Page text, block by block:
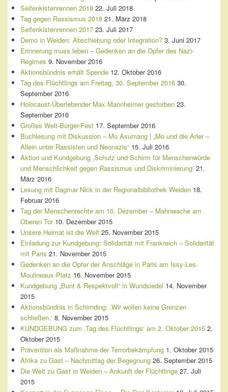
Seifenkistenrennen 2018 22. Juli 2018
Tag gegen Rassismus 2018 21. März 2018
Seifenkistenrennen 2017 23. Juli 2017
Demo in Weiden: Abschiebung oder Integration? 3. Juni 2017
Erinnerung muss leben – Gedenken an die Opfer des Nazi-
Regimes 9. November 2016
Aktionsbündnis erhält Spende 12. Oktober 2016
Tag des Flüchtlings am Freitag, 30. September 2016 30.
September 2016
Holocaust-Überlebender Max Mannheimer gestorben 23.
September 2016
Großes Welt-Bürger-Fest 17. September 2016
Buchlesung mit Diskussion – Mo Asumang | „Mo und die Arier –
Allein unter Rassisten und Neonazis“ 15. Juli 2016
Aktion und Kundgebung ‚Schutz und Schirm für Menschenwürde
und Menschlichkeit gegen Rassismus und Diskriminierung‘ 21.
März 2016
Lesung mit Dagmar Nick in der Regionalbibliothek Weiden 18.
Februar 2016
Tag der Menschenrechte am 10. Dezember – Mahnwache am
Oberen Tor 10. Dezember 2015
Unsere Heimat ist die Welt 25. November 2015
Einladung zur Kundgebung: Solidarität mit Frankreich – Solidarität
mit Paris 21. November 2015
Gedenken an die Opfer der Anschläge in Paris am Issy-Les-
Moulineaux-Platz 16. November 2015
Kundgebung „Bunt & Respektvoll“ in Wundsiedel 14. November
2015
Aktionsbündnis in Schirnding: ‚Wir wollen keine Grenzen
schließen.‘ 8. November 2015
KUNDGEBUNG zum ‚Tag des Flüchtlings‘ am 2. Oktober 2015 2.
Oktober 2015
Prävention als Maßnahme der Terrorbekämpfung 1. Oktober 2015
Afrika zu Gast – Nachmittag der Begegnung 26. September 2015
Die Welt zu Gast in Weiden – Ankunft der Flüchtlinge 27. Juli
2015